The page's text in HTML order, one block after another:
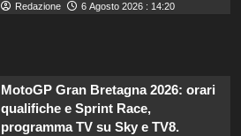
Redazione 6 Agosto 2026 : 14:20
MotoGP Gran Bretagna 2026: orari
qualifiche e Sprint Race,
programma TV su Sky e TV8.